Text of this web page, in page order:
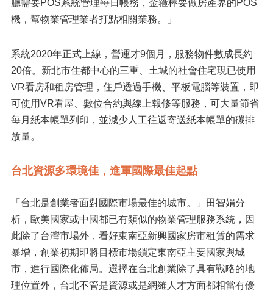
廳需要POS系統管理每日帳務，金箍棒要做房產界的POS
機，幫物業管理業者打點相關業務。」
系統2020年正式上線，營運才9個月，服務物件數成長約
20倍。新北市住都中心的三重、土城的社會住宅現已使用
VR看房和租房管理，住戶透過手機、平板電腦等裝置，即
可使用VR看屋、數位合約與線上報修等服務，可大量節省
每月紙本帳單列印，並減少人工往返寄送紙本帳單的碳排
放量。
台北資源多環境佳，進軍國際最佳起點
「台北是創業者面對國際市場最佳的城市。」田智娟分
析，歐美國家或中國都已有類似的物業管理服務系統，因
此除了台灣市場外，看好東南亞新興國家房市租賃的需求
暴增，創業初期即將目標市場鎖定東南亞主要國家與城
市，進行國際化佈局。選擇在台北創業除了具有戰略的地
理位置外，台北不管是資源或是網羅人才方面都相當有優